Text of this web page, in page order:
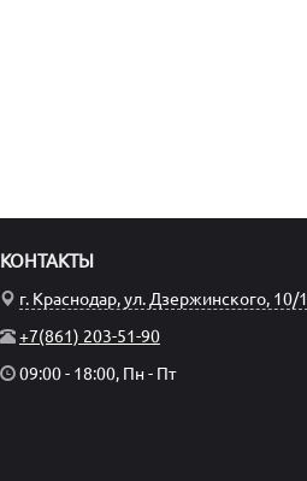
КОНТАКТЫ
г. Краснодар, ул. Дзержинского, 10/1
+7(861) 203-51-90
09:00 - 18:00, Пн - Пт